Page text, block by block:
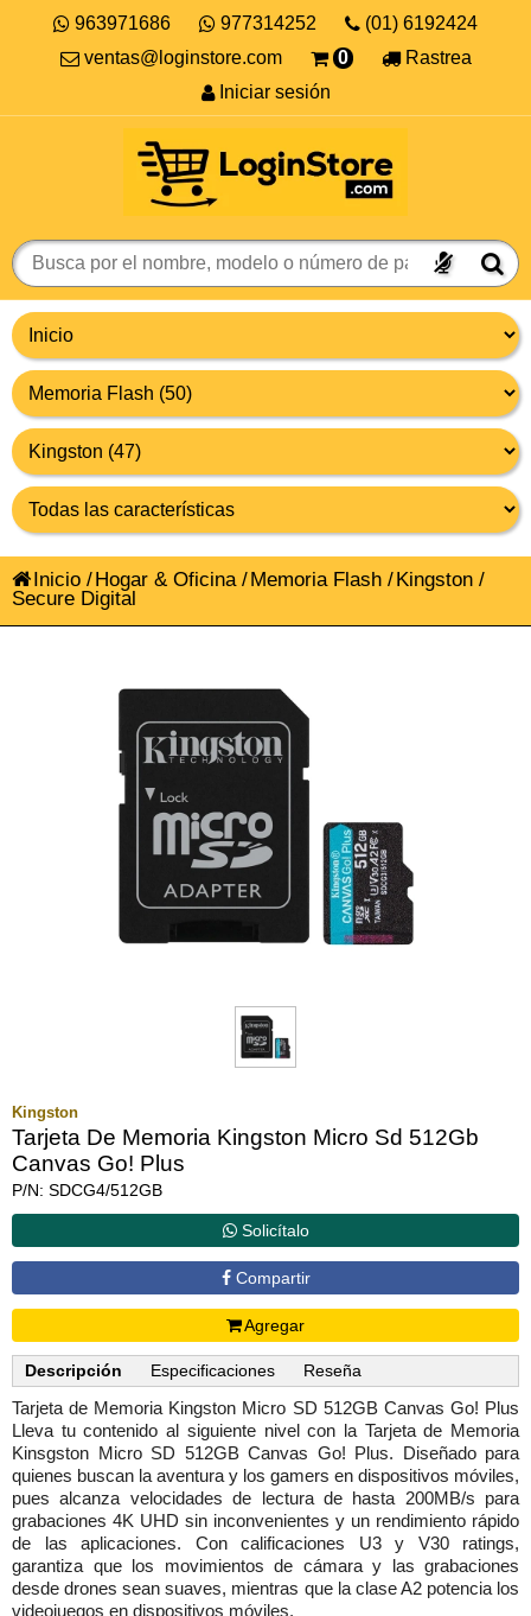
963971686 977314252
(01) 6192424
ventas@loginstore.com
0
Rastrea
Iniciar sesión
Inicio /Hogar & Oficina /Memoria Flash /Kingston /
Secure Digital
Kingston
Tarjeta De Memoria Kingston Micro Sd 512Gb
Canvas Go! Plus
P/N: SDCG4/512GB
Solicítalo
Compartir
Agregar
Descripción Especificaciones Reseña
Tarjeta de Memoria Kingston Micro SD 512GB Canvas Go! Plus
Lleva tu contenido al siguiente nivel con la Tarjeta de Memoria
Kinsgston Micro SD 512GB Canvas Go! Plus. Diseñado para
quienes buscan la aventura y los gamers en dispositivos móviles,
pues alcanza velocidades de lectura de hasta 200MB/s para
grabaciones 4K UHD sin inconvenientes y un rendimiento rápido
de las aplicaciones. Con calificaciones U3 y V30 ratings,
garantiza que los movimientos de cámara y las grabaciones
desde drones sean suaves, mientras que la clase A2 potencia los
videojuegos en dispositivos móviles.